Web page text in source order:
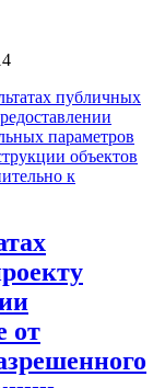
публичных
параметров
объектов
к
от